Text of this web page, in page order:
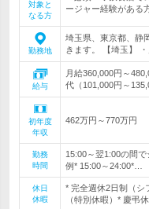
対象と
なる方
ージャー経験がある
勤務地
埼玉県、東京都、静
きます。 【埼玉】
給与
月給360,000円～
代（101,000円～
初年度
年収
462万円～770万円
勤務
時間
15:00～翌1:00の間
例* 15:00～24:00*…
休日
休暇
* 完全週休2日制（シ
（特別休暇）* 慶弔